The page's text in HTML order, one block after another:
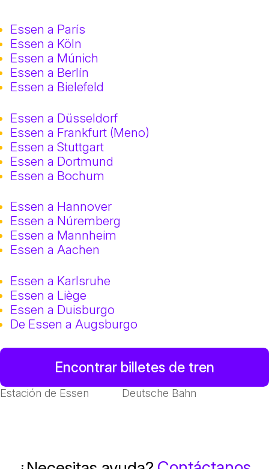
Essen a París
Essen a Köln
Essen a Múnich
Essen a Berlín
Essen a Bielefeld
Essen a Düsseldorf
Essen a Frankfurt (Meno)
Essen a Stuttgart
Essen a Dortmund
Essen a Bochum
Essen a Hannover
Essen a Núremberg
Essen a Mannheim
Essen a Aachen
Essen a Karlsruhe
Essen a Liège
Essen a Duisburgo
De Essen a Augsburgo
Encontrar billetes de tren
Estación de Essen Deutsche Bahn